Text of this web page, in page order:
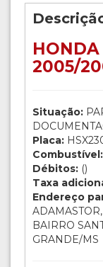
HONDA
2005/
Situação:
Placa:
Combustível:
Débitos: ()
Taxa
Endereço
BAIRRO
GRANDE/MS